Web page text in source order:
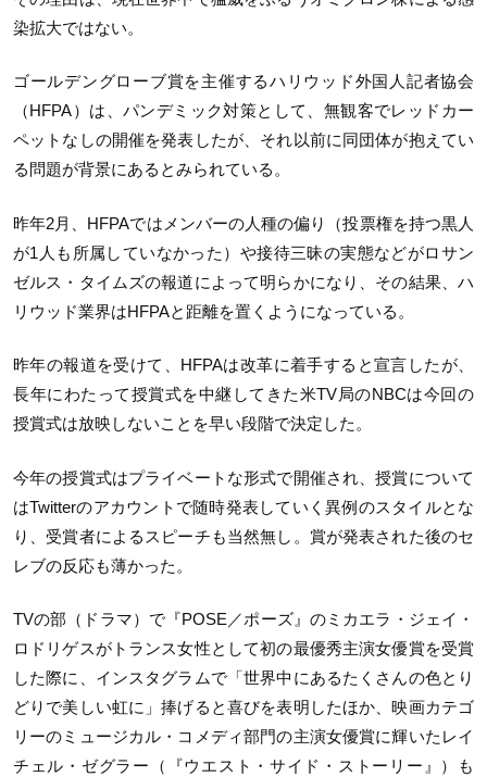
染拡大ではない。
ゴールデングローブ賞を主催するハリウッド外国人記者協会
（HFPA）は、パンデミック対策として、無観客でレッドカー
ペットなしの開催を発表したが、それ以前に同団体が抱えてい
る問題が背景にあるとみられている。
昨年2月、HFPAではメンバーの人種の偏り（投票権を持つ黒人
が1人も所属していなかった）や接待三昧の実態などがロサン
ゼルス・タイムズの報道によって明らかになり、その結果、ハ
リウッド業界はHFPAと距離を置くようになっている。
昨年の報道を受けて、HFPAは改革に着手すると宣言したが、
長年にわたって授賞式を中継してきた米TV局のNBCは今回の
授賞式は放映しないことを早い段階で決定した。
今年の授賞式はプライベートな形式で開催され、授賞について
はTwitterのアカウントで随時発表していく異例のスタイルとな
り、受賞者によるスピーチも当然無し。賞が発表された後のセ
レブの反応も薄かった。
TVの部（ドラマ）で『POSE／ポーズ』のミカエラ・ジェイ・
ロドリゲスがトランス女性として初の最優秀主演女優賞を受賞
した際に、インスタグラムで「世界中にあるたくさんの色とり
どりで美しい虹に」捧げると喜びを表明したほか、映画カテゴ
リーのミュージカル・コメディ部門の主演女優賞に輝いたレイ
チェル・ゼグラー（『ウエスト・サイド・ストーリー』）も